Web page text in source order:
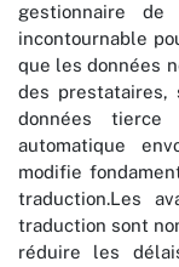
gestionnaire de
incontournable
que les données
des prestataires,
données
automatique
modifie
traduction.Les
traduction sont
réduire les